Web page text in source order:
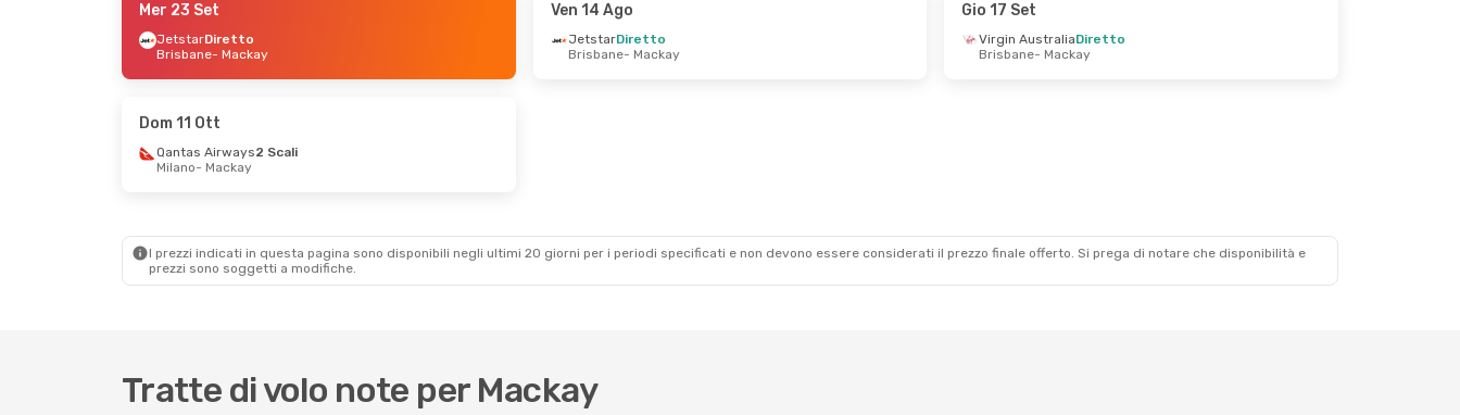
- Gio 20 Ago
- Mackay
- Mackay
Mer 23 Set
JetstarDiretto
Brisbane- Mackay
Ven 14 Ago
JetstarDiretto
Brisbane- Mackay
Gio 17 Set
Virgin AustraliaDiretto
Brisbane- Mackay
Dom 11 Ott
Qantas Airways2 Scali
Milano- Mackay
I prezzi indicati in questa pagina sono disponibili negli ultimi 20 giorni per i periodi specificati e non devono essere considerati il ​​prezzo finale offerto. Si prega di notare che disponibilità e
prezzi sono soggetti a modifiche.
Tratte di volo note per Mackay